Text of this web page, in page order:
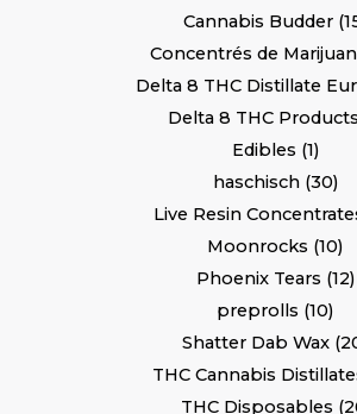
Cannabis Budder
Concentrés de
Delta 8 THC Distillate
Delta 8 THC Products
Edibles 1
haschisch 30
Live Resin
Moonrocks 10
Phoenix Tears 12
preprolls 10
Shatter Dab Wax
THC Cannabis
THC Disposables